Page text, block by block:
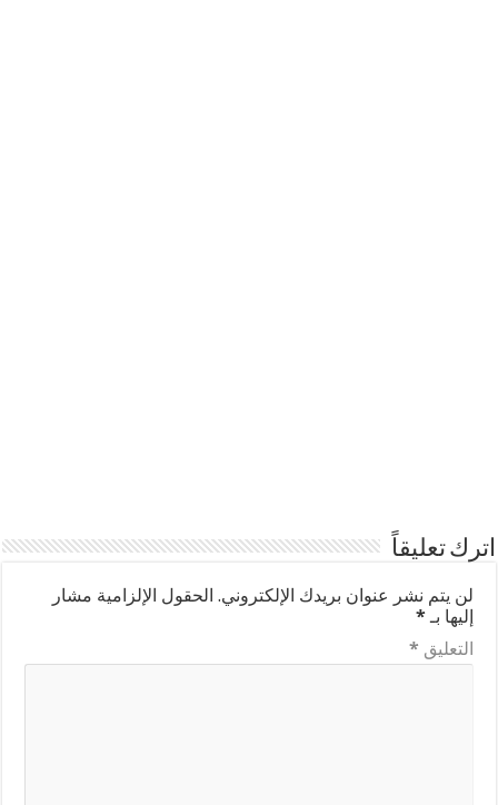
اترك تعليقاً
لن يتم نشر عنوان بريدك الإلكتروني. الحقول الإلزامية مشار
إليها بـ *
التعليق *